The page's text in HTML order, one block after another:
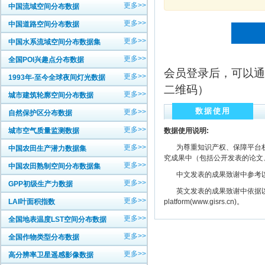
中国流域空间分布数据 更多>>
中国道路空间分布数据 更多>>
中国水系流域空间分布数据集 更多>>
全国POI兴趣点分布数据 更多>>
1993年-至今全球夜间灯光数据 更多>>
城市建筑轮廓空间分布数据 更多>>
自然保护区分布数据 更多>>
城市空气质量监测数据 更多>>
中国农田生产潜力数据集 更多>>
中国农田熟制空间分布数据集 更多>>
GPP初级生产力数据 更多>>
LAI叶面积指数 更多>>
全国地表温度LST空间分布数据 更多>>
全国作物类型分布数据 更多>>
高分辨率卫星遥感影像数据 更多>>
会员登录后，可以
二维码）
数据使用
数据使用说明:
为尊重知识产权、保障平台
究成果中（包括公开发表的论
中文发表的成果致谢中参考
英文发表的成果致谢中依据
platform(www.gisrs.cn)。